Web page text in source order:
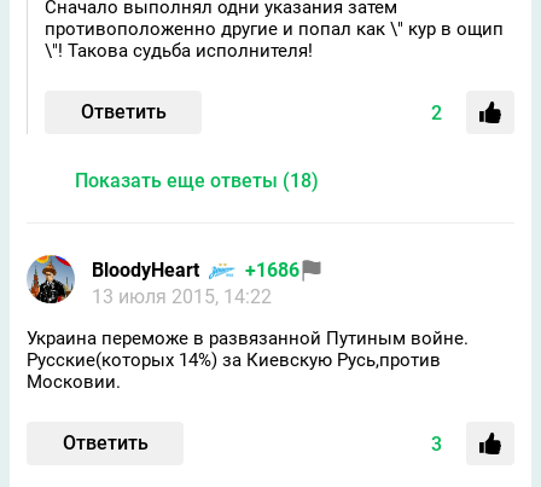
Сначало выполнял одни указания затем
противоположенно другие и попал как \" кур в ощип
\"! Такова судьба исполнителя!
Ответить 2
Показать еще ответы (18)
BloodyНeart
+1686
13 июля 2015, 14:22
Украина переможе в развязанной Путиным войне.
Русские(которых 14%) за Киевскую Русь,против
Московии.
Ответить 3